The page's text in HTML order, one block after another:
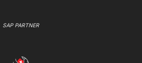
SAP PARTNER